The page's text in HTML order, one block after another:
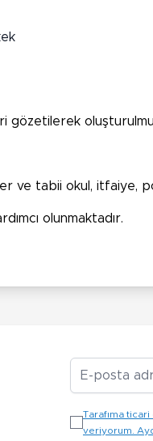
ve tabii okul, itfaiye,
olunmaktadır.
Tarafıma
veriyorum.